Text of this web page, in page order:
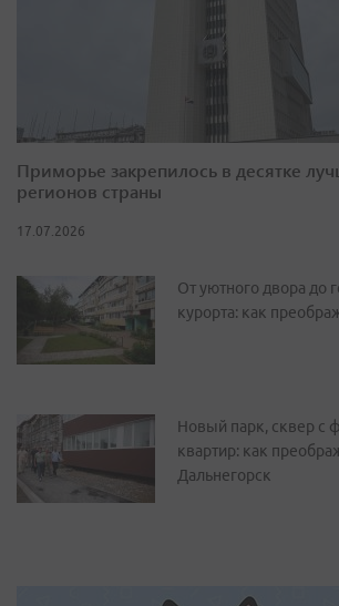
Приморье закрепилось в десятке
регионов страны
17.07.2026
От уютного двора до
курорта: как
Новый парк, сквер с
квартир: как
Дальнегорск